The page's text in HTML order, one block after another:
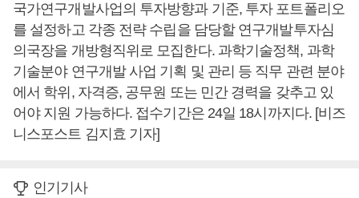
국가연구개발사업의 투자방향과 기준, 투자 포트폴리오
를 설정하고 각종 전략 수립을 담당할 연구개발투자심
의국장을 개방형직위로 모집한다. 과학기술정책, 과학
기술분야 연구개발 사업 기획 및 관리 등 직무 관련 분야
에서 학위, 자격증, 공무원 또는 민간 경력을 갖추고 있
어야 지원 가능하다. 접수기간은 24일 18시까지다. [비즈
니스포스트 김지효 기자]
인기기사